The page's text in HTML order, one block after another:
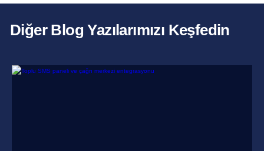
Diğer Blog Yazılarımızı Keşfedin